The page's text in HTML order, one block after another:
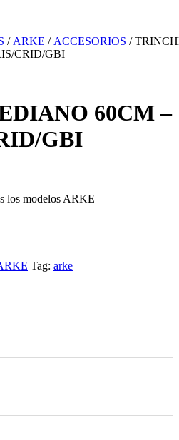
/ ARKE / ACCESORIOS /
CRID/GBI
60CM –
GBI
los modelos ARKE
Tag: arke